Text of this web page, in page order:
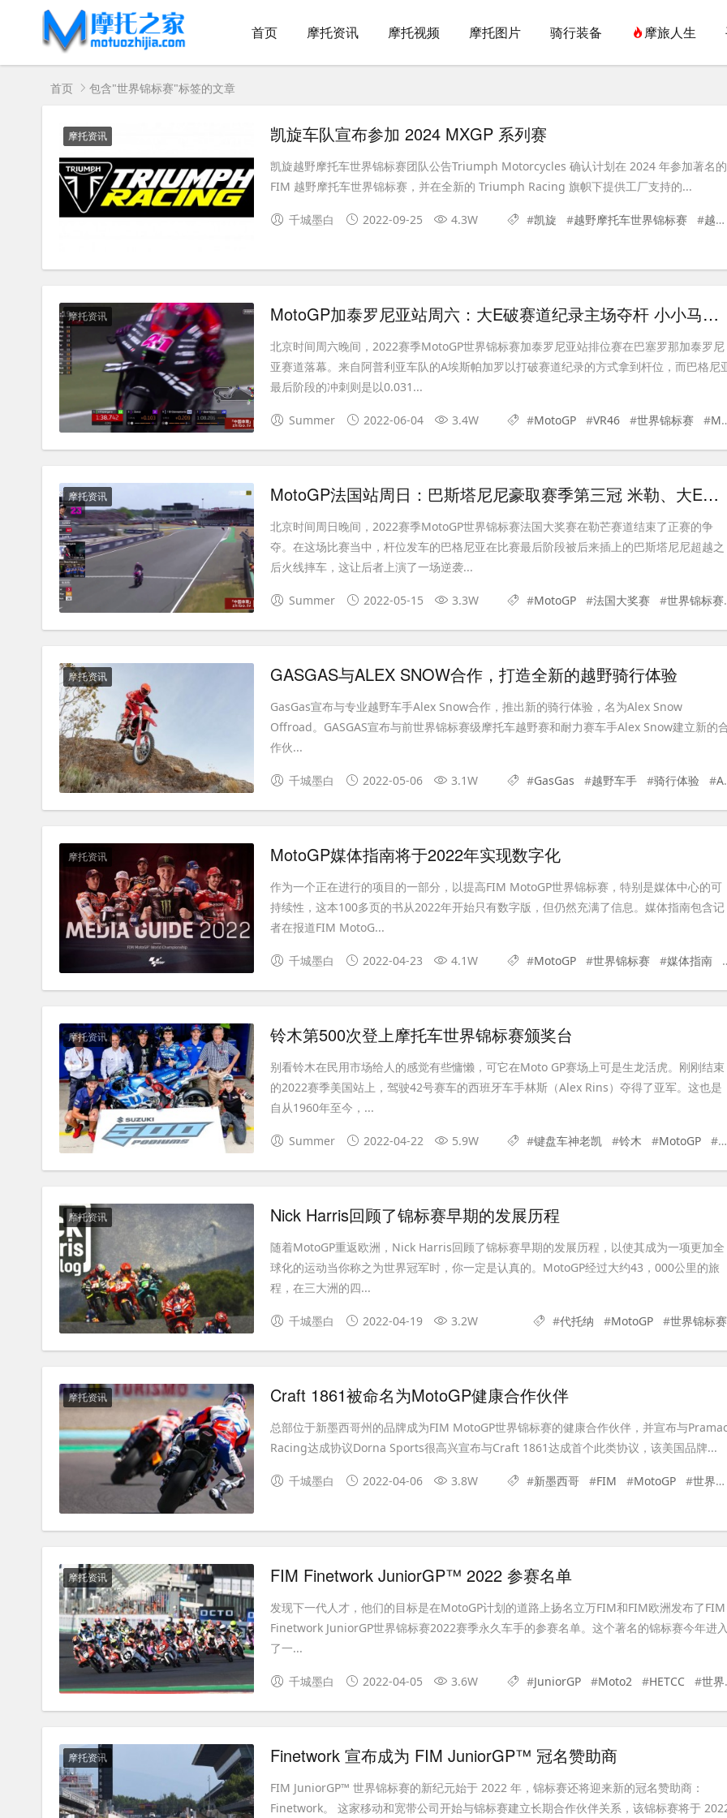
首页 摩托资讯 摩托视频 摩托图片 骑行装备 摩旅人生
首页 包含"世界锦标赛"标签的文章
摩托资讯 凯旋车队宣布参加 2024 MXGP 系列赛
凯旋越野摩托车世界锦标赛团队公告Triumph Motorcycles 确认计划在 2024 年参加著名的
FIM 越野摩托车世界锦标赛，并在全新的 Triumph Racing 旗帜下提供工厂支持的...
千城墨白 2022-09-25 4.3W #凯旋 #越野摩托车世界锦标赛 #越野摩托车
摩托资讯 MotoGP加泰罗尼亚站周六：大E破赛道纪录主场夺杆 小小马受伤缺席排位赛
北京时间周六晚间，2022赛季MotoGP世界锦标赛加泰罗尼亚站排位赛在巴塞罗那加泰罗尼
亚赛道落幕。来自阿普利亚车队的A埃斯帕加罗以打破赛道纪录的方式拿到杆位，而巴格尼
最后阶段的冲刺则是以0.031...
Summer 2022-06-04 3.4W #MotoGP #VR46 #世界锦标赛 #MotoGP世界锦标赛
摩托资讯 MotoGP法国站周日：巴斯塔尼尼豪取赛季第三冠 米勒、大E登台
北京时间周日晚间，2022赛季MotoGP世界锦标赛法国大奖赛在勒芒赛道结束了正赛的争
夺。在这场比赛当中，杆位发车的巴格尼亚在比赛最后阶段被后来插上的巴斯塔尼尼超越之
后火线摔车，这让后者上演了一场逆袭...
Summer 2022-05-15 3.3W #MotoGP #法国大奖赛 #世界锦标赛
摩托资讯 GASGAS与ALEX SNOW合作，打造全新的越野骑行体验
GasGas宣布与专业越野车手Alex Snow合作，推出新的骑行体验，名为Alex Snow
Offroad。GASGAS宣布与前世界锦标赛级摩托车越野赛和耐力赛车手Alex Snow建立新的
作伙...
千城墨白 2022-05-06 3.1W #GasGas #越野车手 #骑行体验 #Alex Snow
摩托资讯 MotoGP媒体指南将于2022年实现数字化
作为一个正在进行的项目的一部分，以提高FIM MotoGP世界锦标赛，特别是媒体中心的可
持续性，这本100多页的书从2022年开始只有数字版，但仍然充满了信息。媒体指南包含记
者在报道FIM MotoG...
千城墨白 2022-04-23 4.1W #MotoGP #世界锦标赛 #媒体指南
摩托资讯 铃木第500次登上摩托车世界锦标赛颁奖台
别看铃木在民用市场给人的感觉有些慵懒，可它在Moto GP赛场上可是生龙活虎。刚刚结束
的2022赛季美国站上，驾驶42号赛车的西班牙车手林斯（Alex Rins）夺得了亚军。这也是
自从1960年至今，...
Summer 2022-04-22 5.9W #键盘车神老凯 #铃木 #MotoGP #
摩托资讯 Nick Harris回顾了锦标赛早期的发展历程
随着MotoGP重返欧洲，Nick Harris回顾了锦标赛早期的发展历程，以使其成为一项更加全
球化的运动当你称之为世界冠军时，你一定是认真的。MotoGP经过大约43，000公里的旅
程，在三大洲的四...
千城墨白 2022-04-19 3.2W #代托纳 #MotoGP #世界锦标赛
摩托资讯 Craft 1861被命名为MotoGP健康合作伙伴
总部位于新墨西哥州的品牌成为FIM MotoGP世界锦标赛的健康合作伙伴，并宣布与Pramac
Racing达成协议Dorna Sports很高兴宣布与Craft 1861达成首个此类协议，该美国品牌...
千城墨白 2022-04-06 3.8W #新墨西哥 #FIM #MotoGP #世界锦标赛
摩托资讯 FIM Finetwork JuniorGP™ 2022 参赛名单
发现下一代人才，他们的目标是在MotoGP计划的道路上扬名立万FIM和FIM欧洲发布了FIM
Finetwork JuniorGP世界锦标赛2022赛季永久车手的参赛名单。这个著名的锦标赛今年进入
了一...
千城墨白 2022-04-05 3.6W #JuniorGP #Moto2 #HETCC #世界锦标赛
摩托资讯 Finetwork 宣布成为 FIM JuniorGP™ 冠名赞助商
FIM JuniorGP™ 世界锦标赛的新纪元始于 2022 年，锦标赛还将迎来新的冠名赞助商：
Finetwork。 这家移动和宽带公司开始与锦标赛建立长期合作伙伴关系，该锦标赛将于